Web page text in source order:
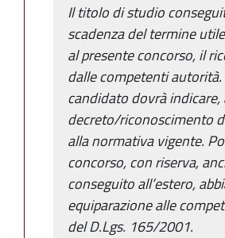
Il titolo di studio
scadenza del termine
al presente concorso, il
dalle competenti
candidato dovrà
decreto/riconoscimento
alla normativa vigente.
concorso, con riserva,
conseguito all’estero,
equiparazione alle
del D.Lgs. 165/2001.